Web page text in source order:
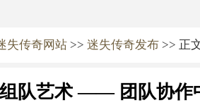
失传奇网站 >> 迷失传奇发布 >> 正
队艺术 —— 团队协作